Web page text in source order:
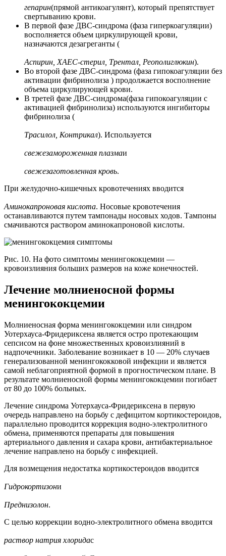
гепарин(прямой антикоагулянт), который препятствует
свертыванию крови.
В первой фазе ДВС-синдрома (фаза гиперкоагуляции)
восполняется объем циркулирующей крови,
назначаются дезагреганты (
Аспирин, ХАЕС-стерил, Трентал, Реополиглюкин).
Во второй фазе ДВС-синдрома (фаза гипокоагуляции без
активации фибринолиза ) продолжается восполнение
объема циркулирующей крови.
В третей фазе ДВС-синдрома(фаза гипокоагуляции с
активацией фибринолиза) используются ингибиторы
фибринолиза (
Трасилол, Контрикал). Используется
свежезамороженная плазмаи
свежезаготовленная кровь.
При желудочно-кишечных кровотечениях вводится
Аминокапроновая кислота. Носовые кровотечения
останавливаются путем тампонады носовых ходов. Тампоны
смачиваются раствором аминокапроновой кислоты.
Рис. 10. На фото симптомы менингококцемии —
кровоизлияния больших размеров на коже конечностей.
Лечение молниеносной формы
менингококцемии
Молниеносная форма менингококцемии или синдром
Уотерхауса-Фридериксена является остро протекающим
сепсисом на фоне множественных кровоизлияний в
надпочечники. Заболевание возникает в 10 — 20% случаев
генерализованной менингококковой инфекции и является
самой неблагоприятной формой в прогностическом плане. В
результате молниеносной формы менингококцемии погибает
от 80 до 100% больных.
Лечение синдрома Уотерхауса-Фридериксена в первую
очередь направлено на борьбу с дефицитом кортикостероидов,
параллельно проводится коррекция водно-электролитного
обмена, применяются препараты для повышения
артериального давления и сахара крови, антибактериальное
лечение направлено на борьбу с инфекцией.
Для возмещения недостатка кортикостероидов вводится
Гидрокортизони
Преднизолон.
С целью коррекции водно-электролитного обмена вводится
раствор натрия хлоридас